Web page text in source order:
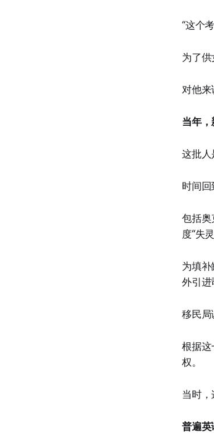
“这个
为了供
对他来
当年
这批人
时间
包括奥
度“失灵
为填
外引进
移民局
根据这
权。
当时
普遍英